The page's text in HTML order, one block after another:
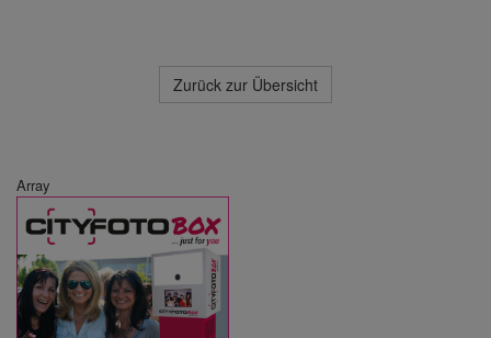
Zurück zur Übersicht
Array